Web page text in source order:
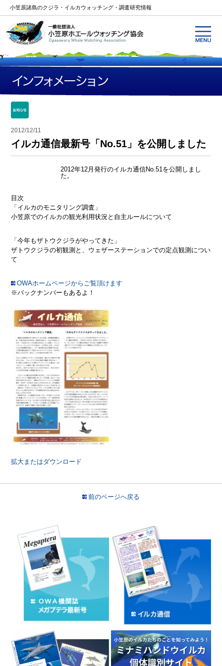
小笠原諸島のクジラ・イルカウォッチング・調査研究情報
2012/12/11
イルカ通信最新号「No.51」を公開しました
2012年12月発行のイルカ通信No.51を公開しまし
た。
目次
「イルカのモニタリング調査」
小笠原でのイルカの観光利用状況と自主ルールについて
「今年もザトウクジラがやってきた」
ザトウクジラの初観測と、ウェザーステーションでの定点観測につい
て
OWAホームページからご覧頂けます
※バックナンバーもあるよ！
拡大またはダウンロード
前のページへ戻る